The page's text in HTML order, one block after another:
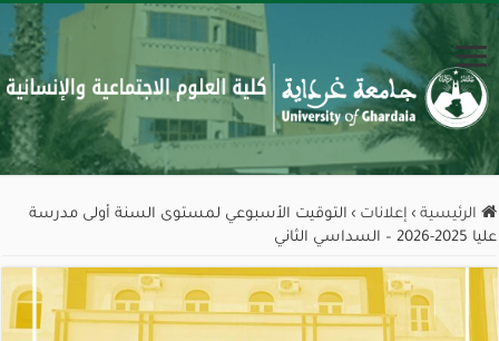
الرئيسية › إعلانات › التوقيت الأسبوعي لمستوى السنة أولى مدرسة
عليا 2025-2026 – السداسي الثاني